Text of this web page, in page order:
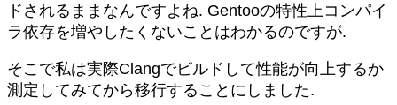
ドされるままなんですよね. Gentooの特性上コンパイ
ラ依存を増やしたくないことはわかるのですが.
そこで私は実際Clangでビルドして性能が向上するか
測定してみてから移行することにしました.